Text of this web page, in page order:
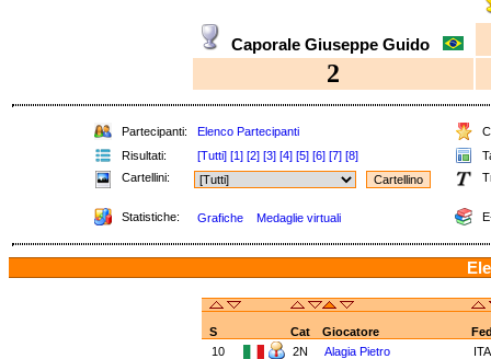
Caporale Giuseppe Guido
2
Partecipanti: Elenco Partecipanti
Risultati:
[Tutti] [1] [2] [3] [4] [5] [6] [7] [8]
Cartellini:
Statistiche: Grafiche Medaglie virtuali
S Cat Giocatore
10
2N Alagia Pietro